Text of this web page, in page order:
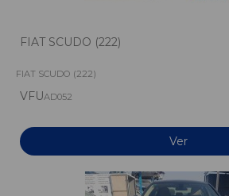
FIAT SCUDO (222)
FIAT SCUDO (222)
VFUAD052
Ver